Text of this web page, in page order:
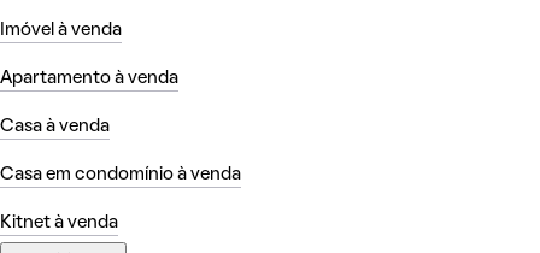
Imóvel à venda
Apartamento à venda
Casa à venda
Casa em condomínio à venda
Kitnet à venda